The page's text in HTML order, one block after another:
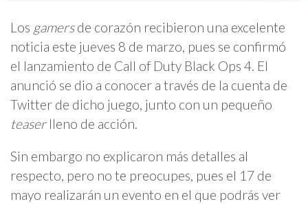
Los gamersde corazón recibieron una excelente
noticia este jueves 8 de marzo, pues se confirmó
el lanzamiento de Call of Duty Black Ops 4. El
anunció se dio a conocer a través de la cuenta de
Twitter de dicho juego, junto con un pequeño
teaserlleno de acción.
Sin embargo no explicaron más detalles al
respecto, pero no te preocupes, pues el 17 de
mayo realizarán un evento en el que podrás ver